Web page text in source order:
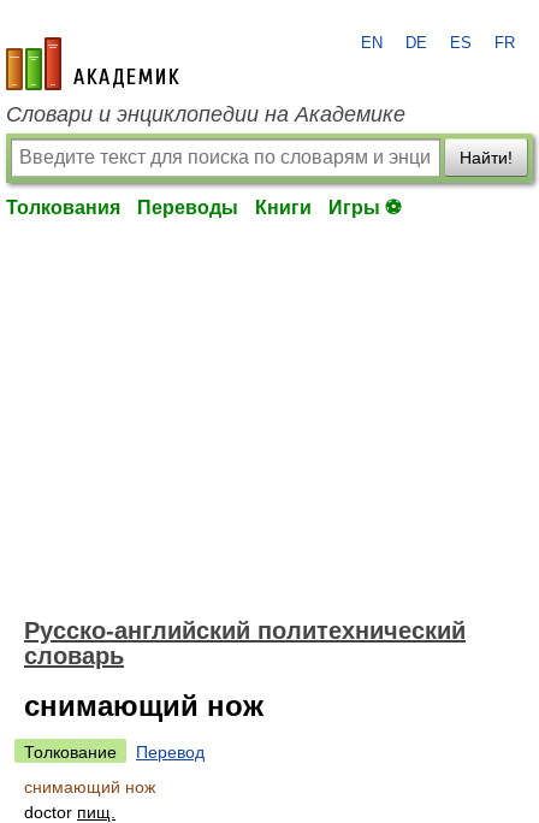
academic.ru
EN DE ES FR
Словари и энциклопедии на Академике
Найти!
Толкования Переводы Книги Игры ⚽
Русско-английский политехнический
словарь
снимающий нож
Толкование
Перевод
снимающий нож
doctor пищ.